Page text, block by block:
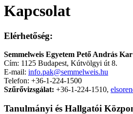
Kapcsolat
Elérhetőség:
Semmelweis Egyetem Pető András Kar
Cím: 1125 Budapest, Kútvölgyi út 8.
E-mail: info.pak@semmelweis.hu
Telefon: +36-1-224-1500
Szűrővizsgálat: +36-1-224-1510,
Tanulmányi és Hallgatói